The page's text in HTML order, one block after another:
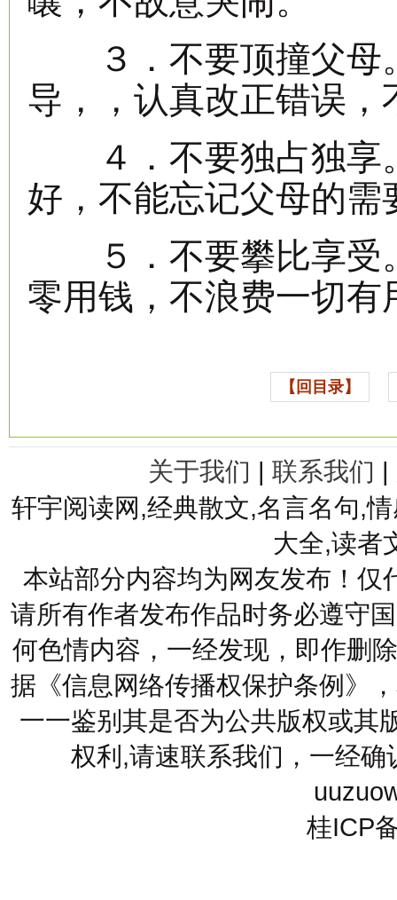
３．不要顶撞父母
导，，认真改正错误，
４．不要独占独享
好，不能忘记父母的需
５．不要攀比享受
零用钱，不浪费一切有
【回目录】
关于我们 | 联系我们 |
轩宇阅读网,经典散文,名言名句,
大全,读者
本站部分内容均为网友发布！仅
请所有作者发布作品时务必遵守
何色情内容，一经发现，即作删
据《信息网络传播权保护条例》
一一鉴别其是否为公共版权或其
权利,请速联系我们，一经
桂ICP